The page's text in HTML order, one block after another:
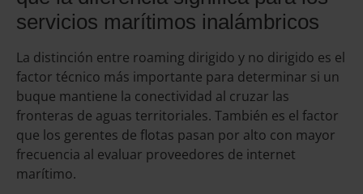
servicios marítimos inalámbricos
La distinción entre roaming dirigido y no dirigido es el
factor técnico más importante para determinar si un
buque mantiene la conectividad al cruzar las
fronteras de aguas territoriales. También es el factor
que los gerentes de flotas pasan por alto con mayor
frecuencia al evaluar proveedores de internet
marítimo.